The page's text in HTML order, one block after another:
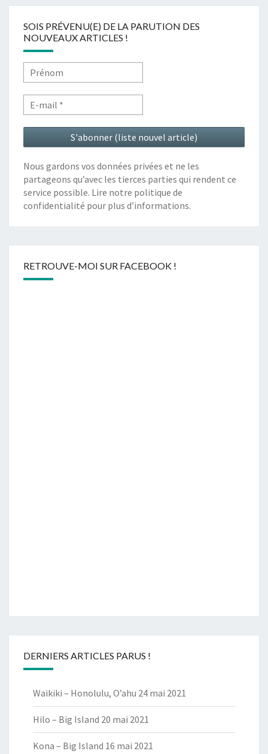
SOIS PRÉVENU(E) DE LA PARUTION DES
NOUVEAUX ARTICLES !
Nous gardons vos données privées et ne les
partageons qu’avec les tierces parties qui rendent ce
service possible. Lire notre politique de
confidentialité pour plus d’informations.
RETROUVE-MOI SUR FACEBOOK !
DERNIERS ARTICLES PARUS !
Waikiki – Honolulu, O’ahu 24 mai 2021
Hilo – Big Island 20 mai 2021
Kona – Big Island 16 mai 2021